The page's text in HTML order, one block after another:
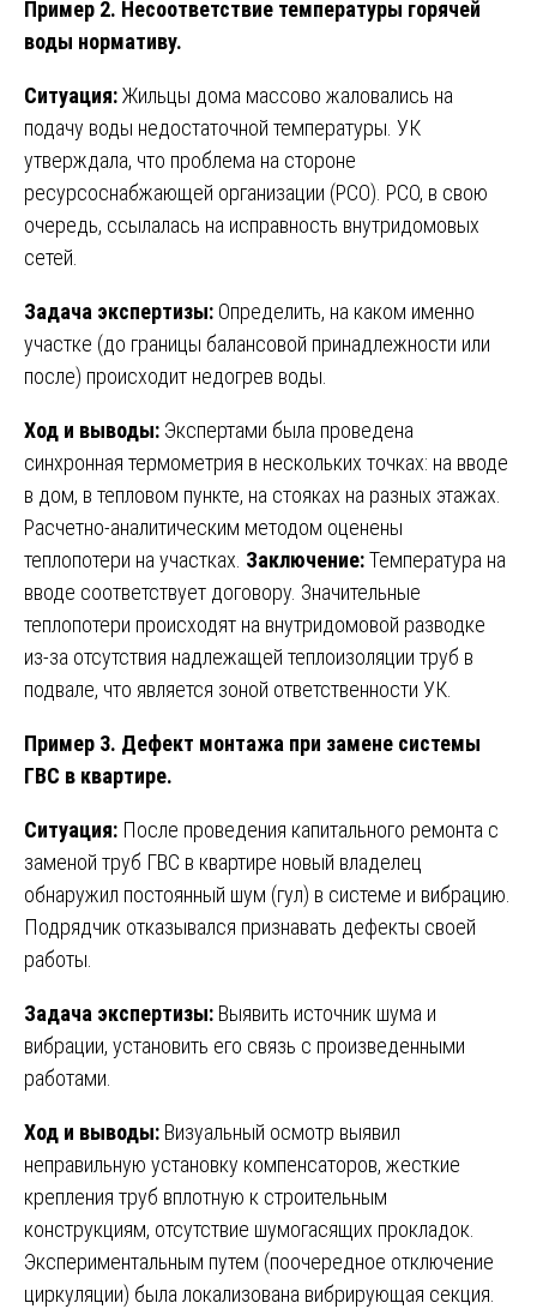
Пример 2. Несоответствие температуры горячей
воды нормативу.
Ситуация:Жильцы дома массово жаловались на
подачу воды недостаточной температуры. УК
утверждала, что проблема на стороне
ресурсоснабжающей организации (РСО). РСО, в свою
очередь, ссылалась на исправность внутридомовых
сетей.
Задача экспертизы: Определить, на каком именно
участке (до границы балансовой принадлежности или
после) происходит недогрев воды.
Ход и выводы: Экспертами была проведена
синхронная термометрия в нескольких точках: на вводе
в дом, в тепловом пункте, на стояках на разных этажах.
Расчетно-аналитическим методом оценены
теплопотери на участках. Заключение:Температура на
вводе соответствует договору. Значительные
теплопотери происходят на внутридомовой разводке
из-за отсутствия надлежащей теплоизоляции труб в
подвале, что является зоной ответственности УК.
Пример 3. Дефект монтажа при замене системы
ГВС в квартире.
Ситуация: После проведения капитального ремонта с
заменой труб ГВС в квартире новый владелец
обнаружил постоянный шум (гул) в системе и вибрацию.
Подрядчик отказывался признавать дефекты своей
работы.
Задача экспертизы: Выявить источник шума и
вибрации, установить его связь с произведенными
работами.
Ход и выводы: Визуальный осмотр выявил
неправильную установку компенсаторов, жесткие
крепления труб вплотную к строительным
конструкциям, отсутствие шумогасящих прокладок.
Экспериментальным путем (поочередное отключение
циркуляции) была локализована вибрирующая секция.